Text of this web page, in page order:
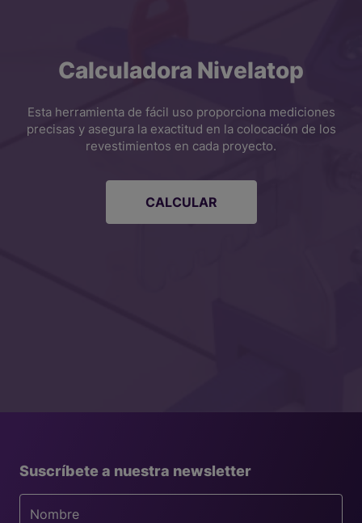
Calculadora Nivelatop
Esta herramienta de fácil uso proporciona mediciones
precisas y asegura la exactitud en la colocación de los
revestimientos en cada proyecto.
CALCULAR
Suscríbete a nuestra newsletter